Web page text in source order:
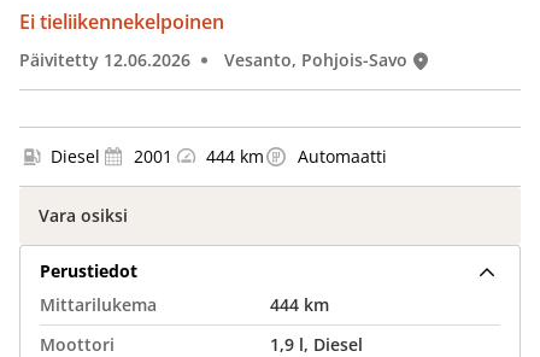
Ei tieliikennekelpoinen
Päivitetty 12.06.2026 Vesanto, Pohjois-Savo
Diesel 2001 444 km Automaatti
Vara osiksi
Perustiedot
Mittarilukema
444 km
Moottori
1,9 l, Diesel